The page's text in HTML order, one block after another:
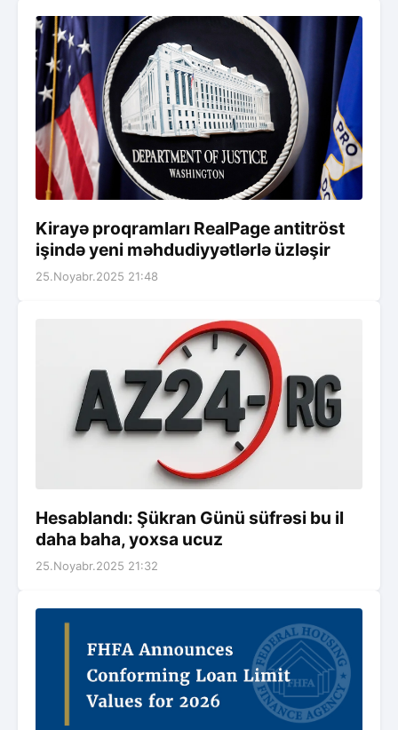
Kirayə proqramları RealPage antitröst
işində yeni məhdudiyyətlərlə üzləşir
25.Noyabr.2025 21:48
Hesablandı: Şükran Günü süfrəsi bu il
daha baha, yoxsa ucuz
25.Noyabr.2025 21:32